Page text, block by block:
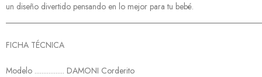
un diseño divertido pensando en lo mejor para tu bebé.
FICHA TÉCNICA
Modelo ................. DAMONI Corderito